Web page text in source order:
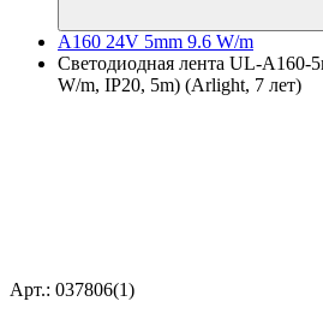
A160 24V 5mm 9.6 W/m
Светодиодная лента UL-A160-
W/m, IP20, 5m) (Arlight, 7 лет)
Арт.: 037806(1)